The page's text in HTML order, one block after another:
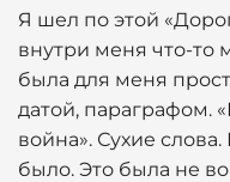
Я шел по этой
внутри меня что-то
была для меня
датой, параграфом.
война». Сухие
было. Это была не